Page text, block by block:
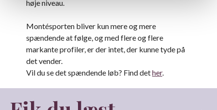
høje niveau.
Montésporten bliver kun mere og mere
spændende at følge, og med flere og flere
markante profiler, er der intet, der kunne tyde på
det vender.
Vil du se det spændende løb? Find dether.